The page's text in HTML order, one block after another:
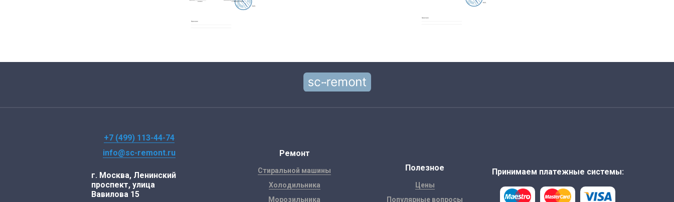
+7 (499) 113-44-74
info@sc-remont.ru
г. Москва, Ленинский
проспект, улица
Вавилова 15
Ремонт
Стиральной машины
Холодильника
Морозильника
Полезное
Цены
Популярные вопросы
Принимаем платежные системы: